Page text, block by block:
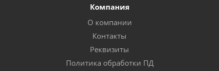
Компания
О компании
Контакты
Реквизиты
Политика обработки ПД